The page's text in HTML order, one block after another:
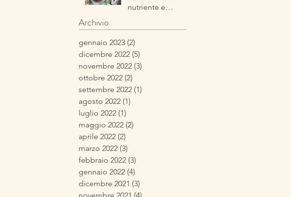
nutriente e
autunnale
Archivio
gennaio 2023 (2)
dicembre 2022 (5)
novembre 2022 (3)
ottobre 2022 (2)
settembre 2022 (1)
agosto 2022 (1)
luglio 2022 (1)
maggio 2022 (2)
aprile 2022 (2)
marzo 2022 (3)
febbraio 2022 (3)
gennaio 2022 (4)
dicembre 2021 (3)
novembre 2021 (4)